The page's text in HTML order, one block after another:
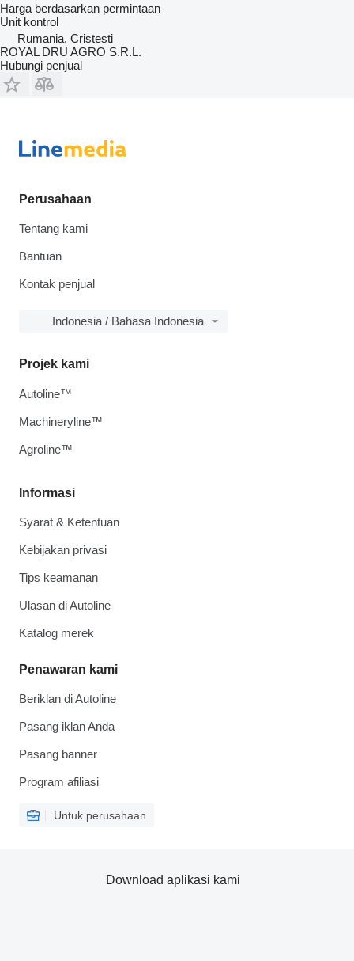
Harga berdasarkan permintaan
Unit kontrol
Rumania, Cristesti
ROYAL DRU AGRO S.R.L.
Hubungi penjual
Perusahaan
Tentang kami
Bantuan
Kontak penjual
Indonesia / Bahasa Indonesia
Informasi
Syarat & Ketentuan
Kebijakan privasi
Tips keamanan
Ulasan di Autoline
Katalog merek
Penawaran kami
Beriklan di Autoline
Pasang iklan Anda
Pasang banner
Program afiliasi
Untuk perusahaan
Projek kami
Autoline™
Machineryline™
Agroline™
Download aplikasi kami